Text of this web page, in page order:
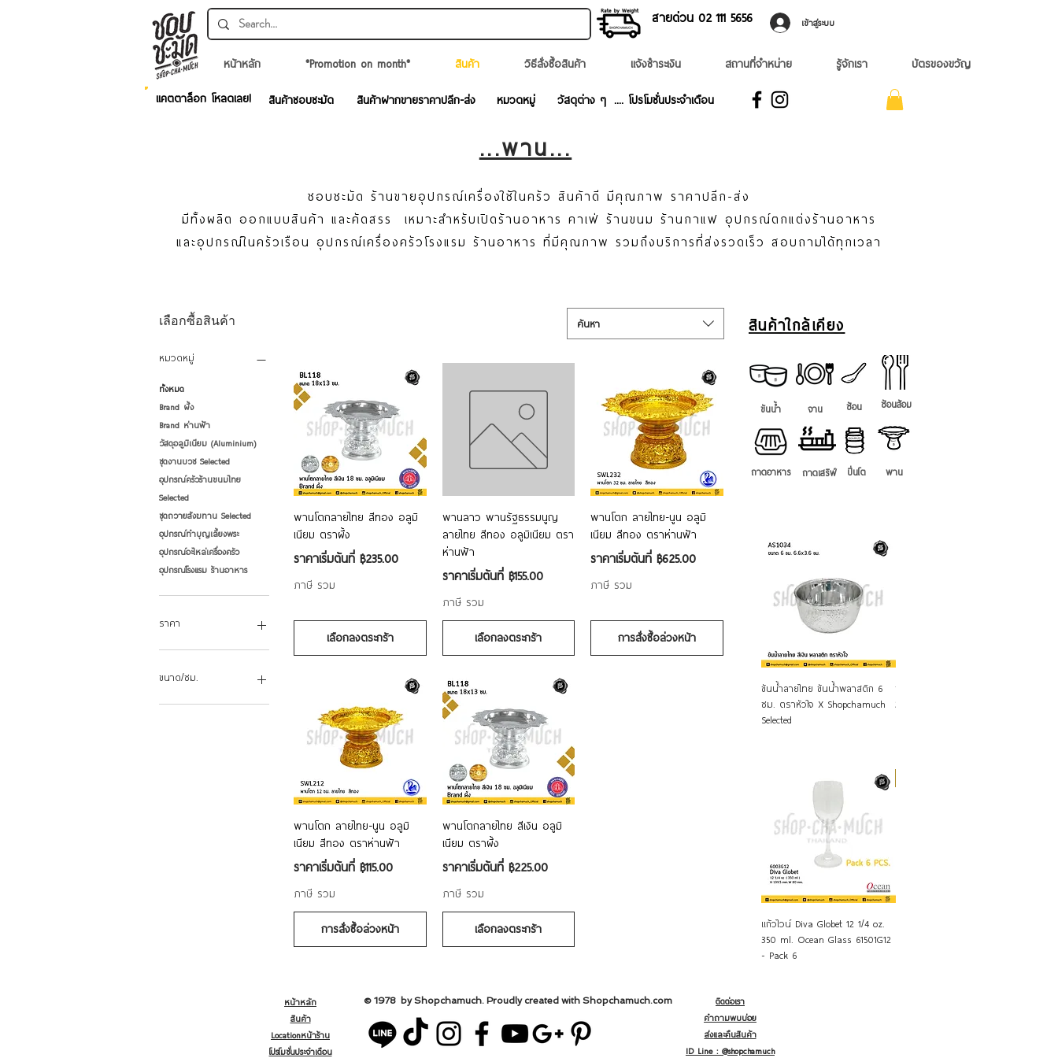
สายด่วน 02 ​111 5656 เข้าสู่ระบบ
หน้าหลัก *Promotion on month* สินค้า วิธีสั่งซื้อสินค้า แจ้งชำระเงิน สถานที่จำหน่าย รู้จักเรา บัตรของขวัญ
สินค้าชอบชะมัด สินค้าฝากขายราคาปลีก-ส่ง หมวดหมู่ วัสดุต่าง ๆ .... โปรโมชั่นประจำเดือน
แคตตาล็อก โหลดเลย!
...พาน...
ชอบชะมัด ร้านขายอุปกรณ์เครื่องใช้ในครัว สินค้าดี มีคุณภาพ ราคาปลีก-ส่ง
มีทั้งผลิต ออกแบบสินค้า และคัดสรร เหมาะสำหรับเปิดร้านอาหาร คาเฟ่ ร้านขนม ร้านกาแฟ อุปกรณ์ตกแต่งร้านอาหาร
และอุปกรณ์ในครัวเรือน อุปกรณ์เครื่องครัวโรงแรม ร้านอาหาร ที่มีคุณภาพ รวมถึงบริการที่ส่งรวดเร็ว สอบถามได้ทุกเวลา
เลือกซื้อสินค้า
หมวดหมู่
ทั้งหมด
Brand ผึ้ง
Brand ห่านฟ้า
วัสดุอลูมิเนียม (Aluminium)
ชุดงานบวช Selected
อุปกรณ์ครัวร้านขนมไทย
Selected
ชุดถวายสังฆทาน Selected
อุปกรณ์ทำบุญเลี้ยงพระ
อุปกรณ์อะไหล่เครื่องครัว
อุปกรณ์โรงแรม ร้านอาหาร
ราคา
ขนาด/ซม.
9
ค้นหา
ดูข้อมูลด่วน
พานโตกลายไทย สีทอง อลูมิ
เนียม ตราผึ้ง
ราคาเริ่มต้นที่ ฿235.00
ราคาขายลด
ภาษี รวม
เลือกลงตระกร้า
ดูข้อมูลด่วน
พานลาว พานรัฐธรรมนูญ
ลายไทย สีทอง อลูมิเนียม ตรา
ห่านฟ้า
ราคาเริ่มต้นที่ ฿155.00
ราคาขายลด
ภาษี รวม
เลือกลงตระกร้า
ดูข้อมูลด่วน
พานโตก ลายไทย-นูน อลูมิ
เนียม สีทอง ตราห่านฟ้า
ราคาเริ่มต้นที่฿625.00
ราคาขายลด
ภาษี รวม
การสั่งซื้อล่วงหน้า
ดูข้อมูลด่วน
พานโตก ลายไทย-นูน อลูมิ
เนียม สีทอง ตราห่านฟ้า
ราคาเริ่มต้นที่ ฿115.00
ราคาขายลด
ภาษี รวม
การสั่งซื้อล่วงหน้า
ดูข้อมูลด่วน
พานโตกลายไทย สีเงิน อลูมิ
เนียม ตราผึ้ง
ราคาเริ่มต้นที่ ฿225.00
ราคาขายลด
ภาษี รวม
เลือกลงตระกร้า
สินค้าใกล้เคียง
ขันน้ำ
ถาดอาหาร
จาน ช้อน ช้อนส้อม
ถาดเสริฟ์ ปิ่นโต พาน
ดูข้อมูลด่วน
ขันน้ำลายไทย ขันน้ำพลาสติก 6
ซม. ตราหัวใจ X Shopchamuch
Selected
ขันน้ำลายไทย (ลายนูน) ขันบุญใหญ่
22 ซม. อลูมิเนียม CCH จระเข้
ดูข้อมูลด่วน
แก้วไวน์ Diva Globet 12 1/4 oz.
350 ml. Ocean Glass 61501G12
- Pack 6
หน้าหลัก
สินค้า
Locationหน้าร้าน
โปรโมชั่นประจำเดือน
ติดต่อเรา
คำถามพบบ่อย
ส่งและคืนสินค้า
ID Line : @shopchamuch
© 1978 by Shopchamuch. Proudly created with Shopchamuch.com